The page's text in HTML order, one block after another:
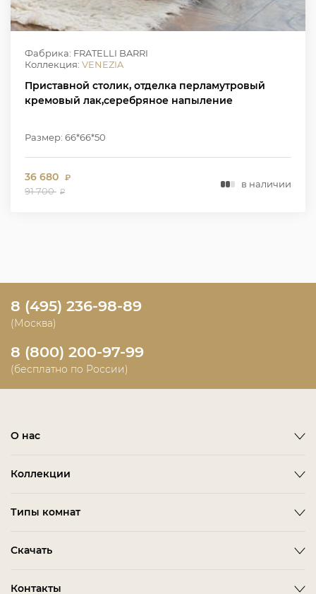
Фабрика: FRATELLI BARRI
Коллекция: VENEZIA
Приставной столик, отделка перламутровый
кремовый лак,серебряное напыление
Размер: 66*66*50
36 680 ₽
91 700 ₽
в наличии
8 (495) 236-98-89
(Москва)
8 (800) 200-97-99
(бесплатно по России)
О нас
Дизайнерам и дилерам
Как сделать заказ
Коллекции
ALBA
Типы комнат
Детская Мебель
Скачать
Контакты